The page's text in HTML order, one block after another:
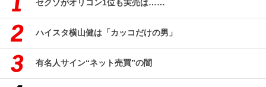
セクゾがオリコン1位も実売は……
ハイスタ横山健は「カッコだけの男」
有名人サイン“ネット売買”の闇